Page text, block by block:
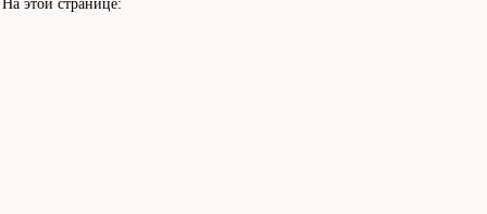
На этой странице: